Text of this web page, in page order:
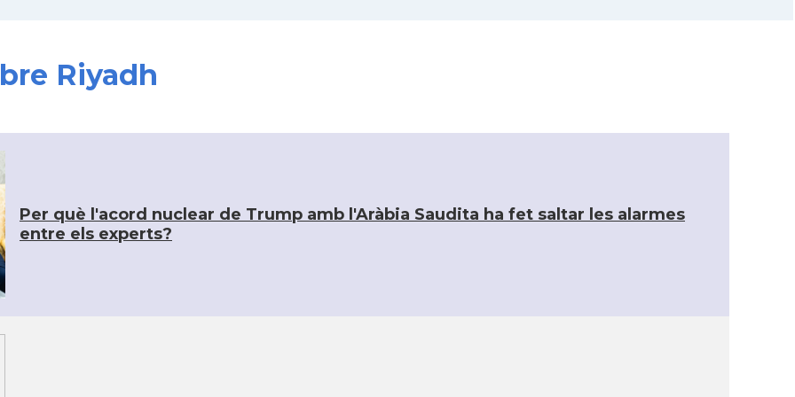
Riyadh
Per què l'acord nuclear de Trump amb l'Aràbia Saudita ha fet saltar les alarmes
entre els experts?